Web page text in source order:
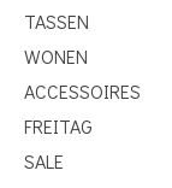
TASSEN
WONEN
ACCESSOIRES
FREITAG
SALE